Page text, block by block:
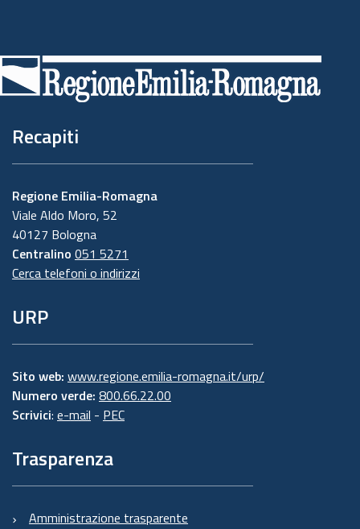
di
pagina
Recapiti
Regione Emilia-Romagna
Viale Aldo Moro, 52
40127 Bologna
Centralino 051 5271
Cerca telefoni o indirizzi
URP
Sito web: www.regione.emilia-romagna.it/urp/
Numero verde: 800.66.22.00
Scrivici: e-mail - PEC
Trasparenza
Amministrazione trasparente